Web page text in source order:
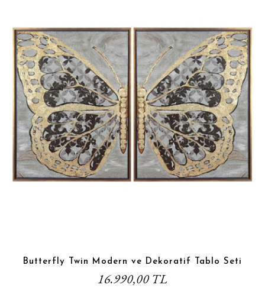
Butterfly Twin Modern ve Dekoratif Tablo Seti
16.990,00 TL